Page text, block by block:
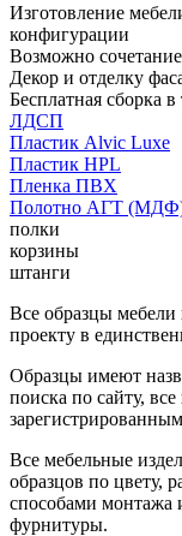
Изготовление
конфигурации
Возможно
Декор и отделку
Бесплатная сборка
ЛДСП
Пластик Alvic Luxe
Пластик HPL
Пленка ПВХ
Полотно АГТ
полки
корзины
штанги
Все образцы
проекту в
Образцы имеют
поиска по сайту,
Все мебельные
образцов по цвету,
способами монтажа
фурнитуры.